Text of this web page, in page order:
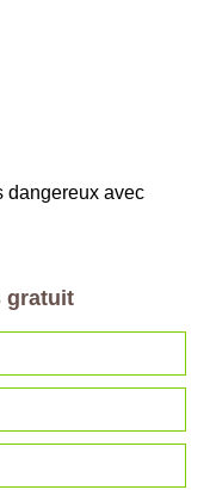
dangereux avec
gratuit